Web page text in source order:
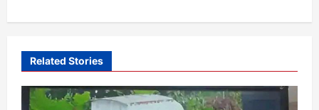
v
g
Related Stories